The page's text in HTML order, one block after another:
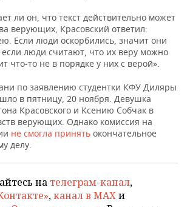
ли он, что текст действительно может
верующих, Красовский ответил:
Если люди оскорбились, значит они
если люди считают, что их веру можно
что-то не в порядке у них с верой».
по заявлению студентки КФУ Диляры
в пятницу, 20 ноября. Девушка
Красовского и Ксению Собчак в
верующих. Однако комиссия на
не смогла принять окончательное
делу.
на телеграм-канал,
,канал в MAXи